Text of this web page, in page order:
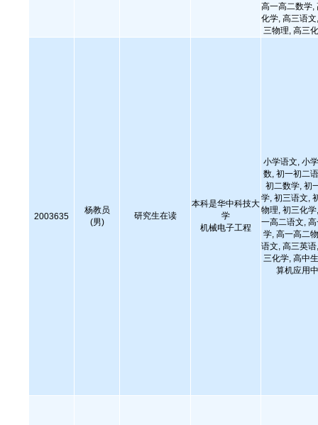
高一高二数学,
化学, 高三语
三物理, 高三
2003635
杨教员
(男)
研究生在读
本科是华中科技大
学
机械电子工程
小学语文, 小
数, 初一初二
初二数学, 初
学, 初三语文,
物理, 初三化
一高二语文,
学, 高一高二
语文, 高三英
三化学, 高中
算机应用